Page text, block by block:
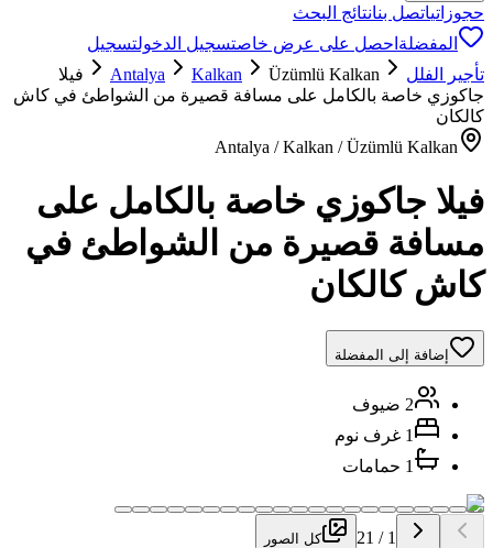
حجوزاتياتصل بنانتائج البحث
المفضلة احصل على عرض خاصتسجيل الدخولتسجيل
تأجير الفلل
Antalya Kalkan Üzümlü Kalkan
فيلا
جاكوزي خاصة بالكامل على مسافة قصيرة من الشواطئ في كاش
كالكان
Antalya / Kalkan / Üzümlü Kalkan
فيلا جاكوزي خاصة بالكامل على
مسافة قصيرة من الشواطئ في
كاش كالكان
إضافة إلى المفضلة
2 ضيوف
1 غرف نوم
1 حمامات
1
/
21 كل الصور